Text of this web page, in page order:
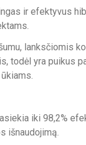
ir efektyvus
lanksčiomis
todėl yra puikus
iki 98,2%
išnaudojimą.